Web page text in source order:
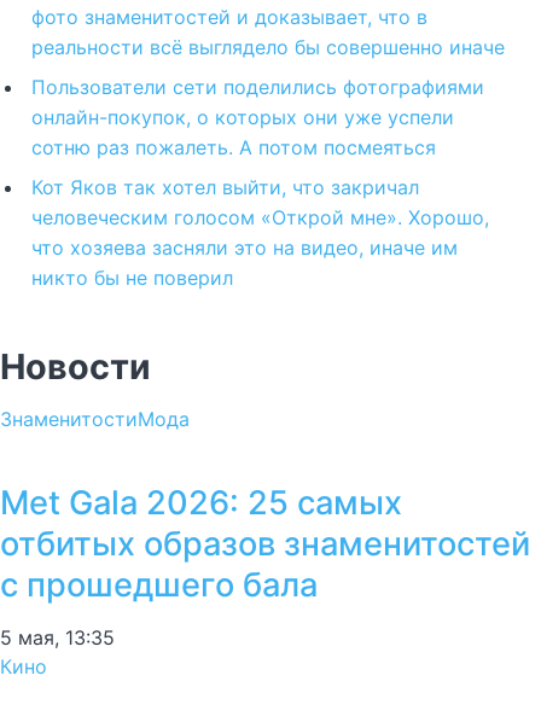
фото знаменитостей и доказывает, что в
реальности всё выглядело бы совершенно иначе
Пользователи сети поделились фотографиями
онлайн-покупок, о которых они уже успели
сотню раз пожалеть. А потом посмеяться
Кот Яков так хотел выйти, что закричал
человеческим голосом «Открой мне». Хорошо,
что хозяева засняли это на видео, иначе им
никто бы не поверил
Новости
ЗнаменитостиМода
Met Gala 2026: 25 самых
отбитых образов знаменитостей
с прошедшего бала
5 мая, 13:35
Кино